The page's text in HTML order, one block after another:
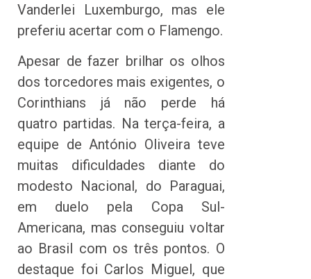
Vanderlei Luxemburgo, mas ele
preferiu acertar com o Flamengo.
Apesar de fazer brilhar os olhos
dos torcedores mais exigentes, o
Corinthians já não perde há
quatro partidas. Na terça-feira, a
equipe de António Oliveira teve
muitas dificuldades diante do
modesto Nacional, do Paraguai,
em duelo pela Copa Sul-
Americana, mas conseguiu voltar
ao Brasil com os três pontos. O
destaque foi Carlos Miguel, que